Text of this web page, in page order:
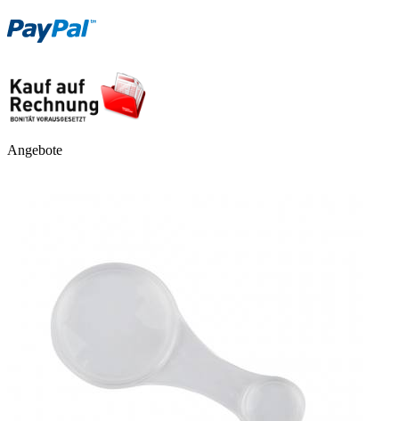
Angebote